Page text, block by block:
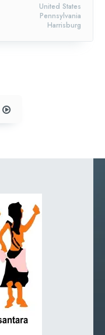
Harrisburg
Pennsylvania
United States